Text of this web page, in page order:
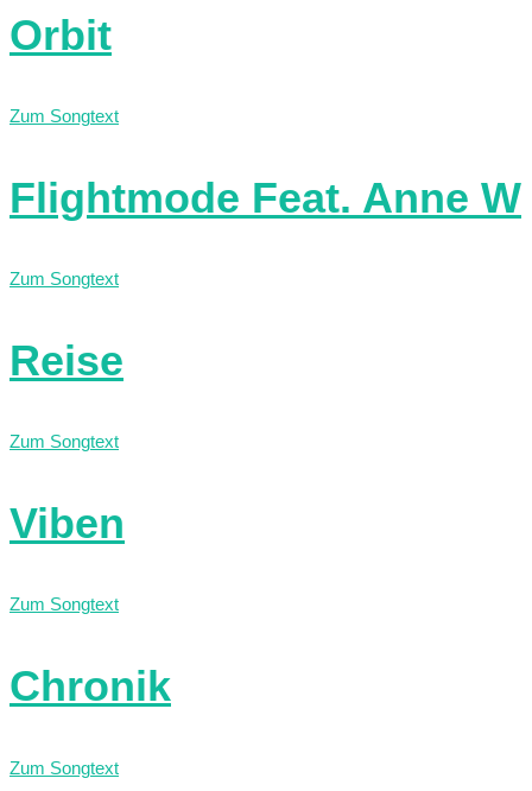
Orbit
Zum Songtext
Flightmode Feat. Anne W
Zum Songtext
Reise
Zum Songtext
Viben
Zum Songtext
Chronik
Zum Songtext